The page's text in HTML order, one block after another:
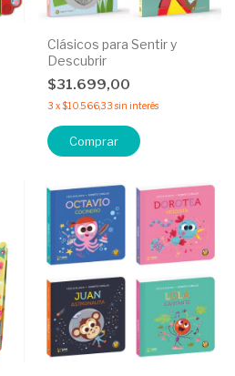
Clásicos para Sentir y
Descubrir
$31.699,00
3 x$10.566,33 sin interés
Comprar